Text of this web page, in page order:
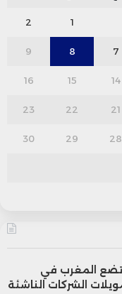
1
2
7
8
9
14
15
16
21
22
23
28
29
30
تضع المغرب في
الشركات الناشئة